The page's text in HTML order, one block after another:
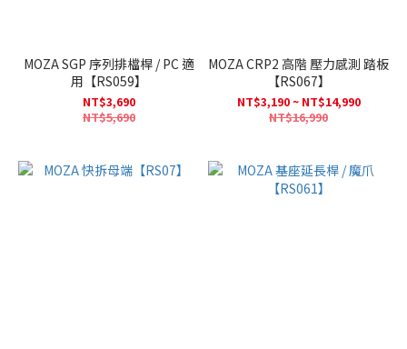
MOZA SGP 序列排檔桿 / PC 適
用【RS059】
NT$3,690
NT$5,690
MOZA CRP2 高階 壓力感測 踏板
【RS067】
NT$3,190 ~ NT$14,990
NT$16,990